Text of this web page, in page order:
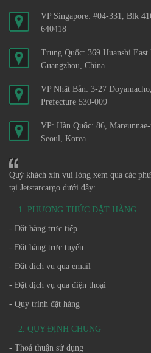
VP Singapore: #04-331, Blk
640418
Trung Quốc: 369 Huanshi
Guangzhou, China
VP Nhật Bản: 3-27
Prefecture 530-009
VP: Hàn Quốc: 86,
Seoul, Korea
Quý khách xin vui lòng xem qua các
tại Jetstarcargo dưới đây:
1. PHƯƠNG THỨC ĐẶT HÀNG
- Đặt hàng trực tiếp
- Đặt hàng trực tuyến
- Đặt dịch vụ qua email
- Đặt dịch vụ qua điện thoại
- Quy trình đặt hàng
2. QUY ĐỊNH CHUNG
- Thoả thuận sử dụng